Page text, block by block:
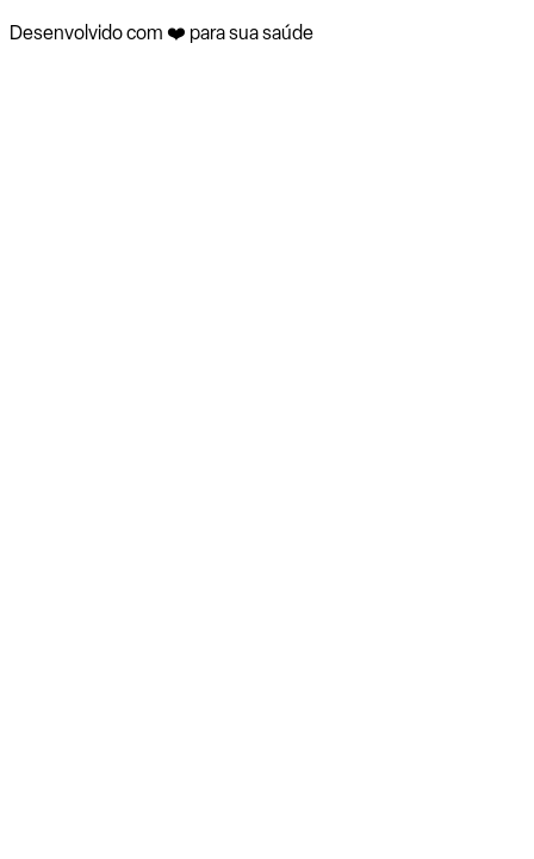
Desenvolvido com ❤️ para sua saúde